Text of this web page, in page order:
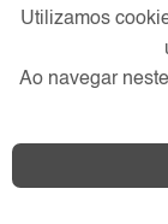
Utilizamos
Ao navegar